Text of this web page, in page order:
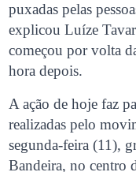
puxadas pelas
explicou Luíze
começou por volta
hora depois.
A ação de hoje faz
realizadas pelo
segunda-feira (11),
Bandeira, no centro